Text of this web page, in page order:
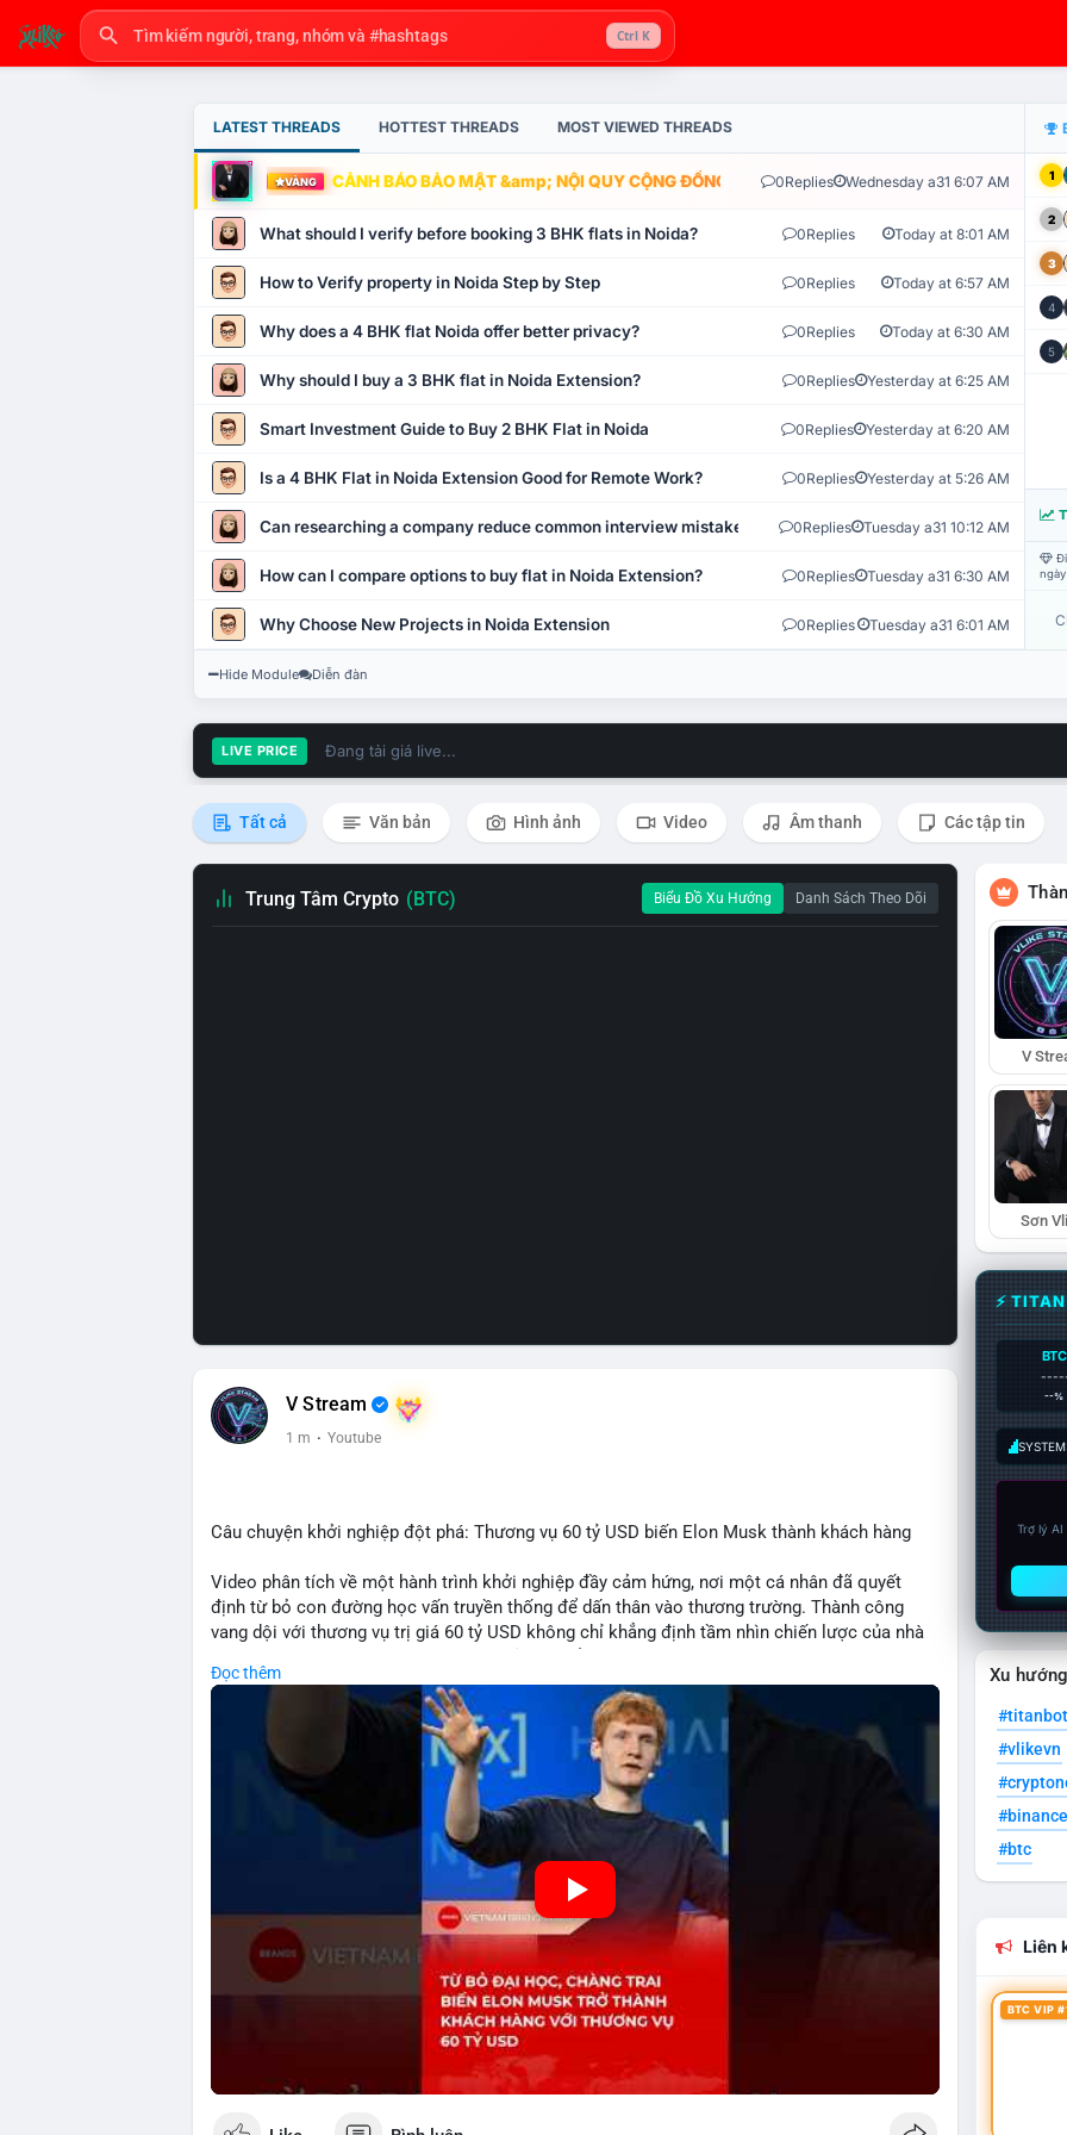
Ctrl K
LATEST THREADS HOTTEST THREADS MOST VIEWED THREADS
VÀNG CẢNH BÁO BẢO MẬT &amp; NỘI QUY CỘNG ĐỒNG VLIKE.VN: HỆ THỐNG GIÁM SÁT TỰ
0Replies Wednesday a31 6:07 AM
What should I verify before booking 3 BHK flats in Noida? 0Replies Today at 8:01 AM
How to Verify property in Noida Step by Step 0Replies Today at 6:57 AM
Why does a 4 BHK flat Noida offer better privacy? 0Replies Today at 6:30 AM
Why should I buy a 3 BHK flat in Noida Extension? 0Replies Yesterday at 6:25 AM
Smart Investment Guide to Buy 2 BHK Flat in Noida 0Replies Yesterday at 6:20 AM
Is a 4 BHK Flat in Noida Extension Good for Remote Work? 0Replies Yesterday at 5:26 AM
Can researching a company reduce common interview mistakes? 0Replies Tuesday a31 10:12 AM
How can I compare options to buy flat in Noida Extension? 0Replies Tuesday a31 6:30 AM
Why Choose New Projects in Noida Extension 0Replies Tuesday a31 6:01 AM
1
2
3
4
5
Hide Module Diễn đàn
LIVE PRICE Đang tải giá live...
Tất cả Văn bản Hình ảnh Video Âm thanh Các tập tin
Trung Tâm Crypto (BTC) Biểu Đồ Xu Hướng Danh Sách Theo Dõi
V Stream
1 m · Youtube
Câu chuyện khởi nghiệp đột phá: Thương vụ 60 tỷ USD biến Elon Musk thành khách hàng
Video phân tích về một hành trình khởi nghiệp đầy cảm hứng, nơi một cá nhân đã quyết
định từ bỏ con đường học vấn truyền thống để dấn thân vào thương trường. Thành công
vang dội với thương vụ trị giá 60 tỷ USD không chỉ khẳng định tầm nhìn chiến lược của nhà
đặc biệt gây chú ý khi biến tỷ phú Elon Musk trở thành một khách hàng quan trọng, minh
chứng cho khả năng xoay chuyển cục diện kinh doanh của các startup đầy tiềm năng.
🎥 Xem video trực tiếp tại:
Nguồn: KIEN THUC KINH TE
Đọc thêm
V
Sơn
⚡
BTC
--%
Trợ lý
Xu
#titanbot
#vlikevn
#btc
Liên
BTC VIP